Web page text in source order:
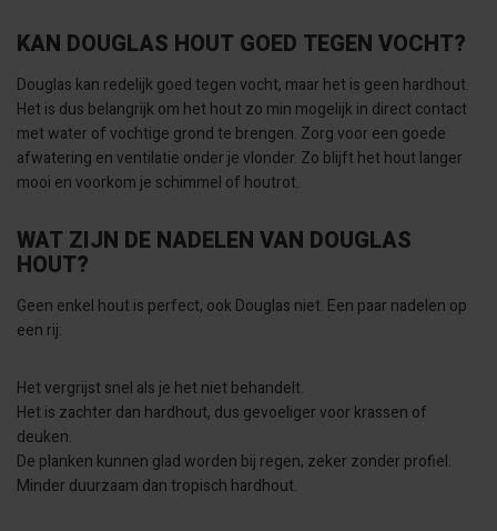
KAN DOUGLAS HOUT GOED TEGEN VOCHT?
Douglas kan redelijk goed tegen vocht, maar het is geen hardhout.
Het is dus belangrijk om het hout zo min mogelijk in direct contact
met water of vochtige grond te brengen. Zorg voor een goede
afwatering en ventilatie onder je vlonder. Zo blijft het hout langer
mooi en voorkom je schimmel of houtrot.
WAT ZIJN DE NADELEN VAN DOUGLAS
HOUT?
Geen enkel hout is perfect, ook Douglas niet. Een paar nadelen op
een rij:
Het vergrijst snel als je het niet behandelt.
Het is zachter dan hardhout, dus gevoeliger voor krassen of
deuken.
De planken kunnen glad worden bij regen, zeker zonder profiel.
Minder duurzaam dan tropisch hardhout.